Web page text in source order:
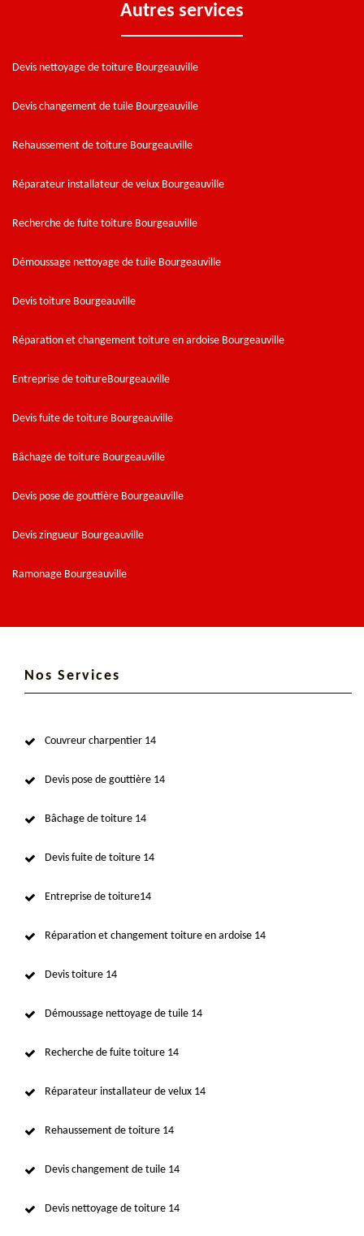
Autres services
Devis nettoyage de toiture Bourgeauville
Devis changement de tuile Bourgeauville
Rehaussement de toiture Bourgeauville
Réparateur installateur de velux Bourgeauville
Recherche de fuite toiture Bourgeauville
Démoussage nettoyage de tuile Bourgeauville
Devis toiture Bourgeauville
Réparation et changement toiture en ardoise Bourgeauville
Entreprise de toitureBourgeauville
Devis fuite de toiture Bourgeauville
Bâchage de toiture Bourgeauville
Devis pose de gouttière Bourgeauville
Devis zingueur Bourgeauville
Ramonage Bourgeauville
Nos Services
Couvreur charpentier 14
Devis pose de gouttière 14
Bâchage de toiture 14
Devis fuite de toiture 14
Entreprise de toiture14
Réparation et changement toiture en ardoise 14
Devis toiture 14
Démoussage nettoyage de tuile 14
Recherche de fuite toiture 14
Réparateur installateur de velux 14
Rehaussement de toiture 14
Devis changement de tuile 14
Devis nettoyage de toiture 14